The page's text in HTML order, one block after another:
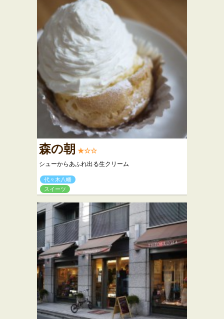
森の朝 ★☆☆
シューからあふれ出る生クリーム
代々木八幡
スイーツ